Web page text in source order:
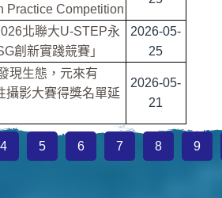
Practice Competition
北聯大U-STEP永
創新實踐競賽」
2026-05-
25
現生態，元來有
攝影大賽得獎名單延
2026-05-
21
4 5 6 7 8 9